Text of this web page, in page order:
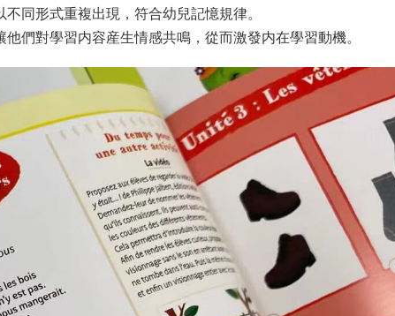
同形式重複出現，符合幼兒記憶規律。
們對學習内容産生情感共鳴，從而激發内在學習動機。